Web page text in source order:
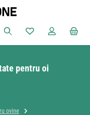
Aveți 0 articole
pentru oi
ovine